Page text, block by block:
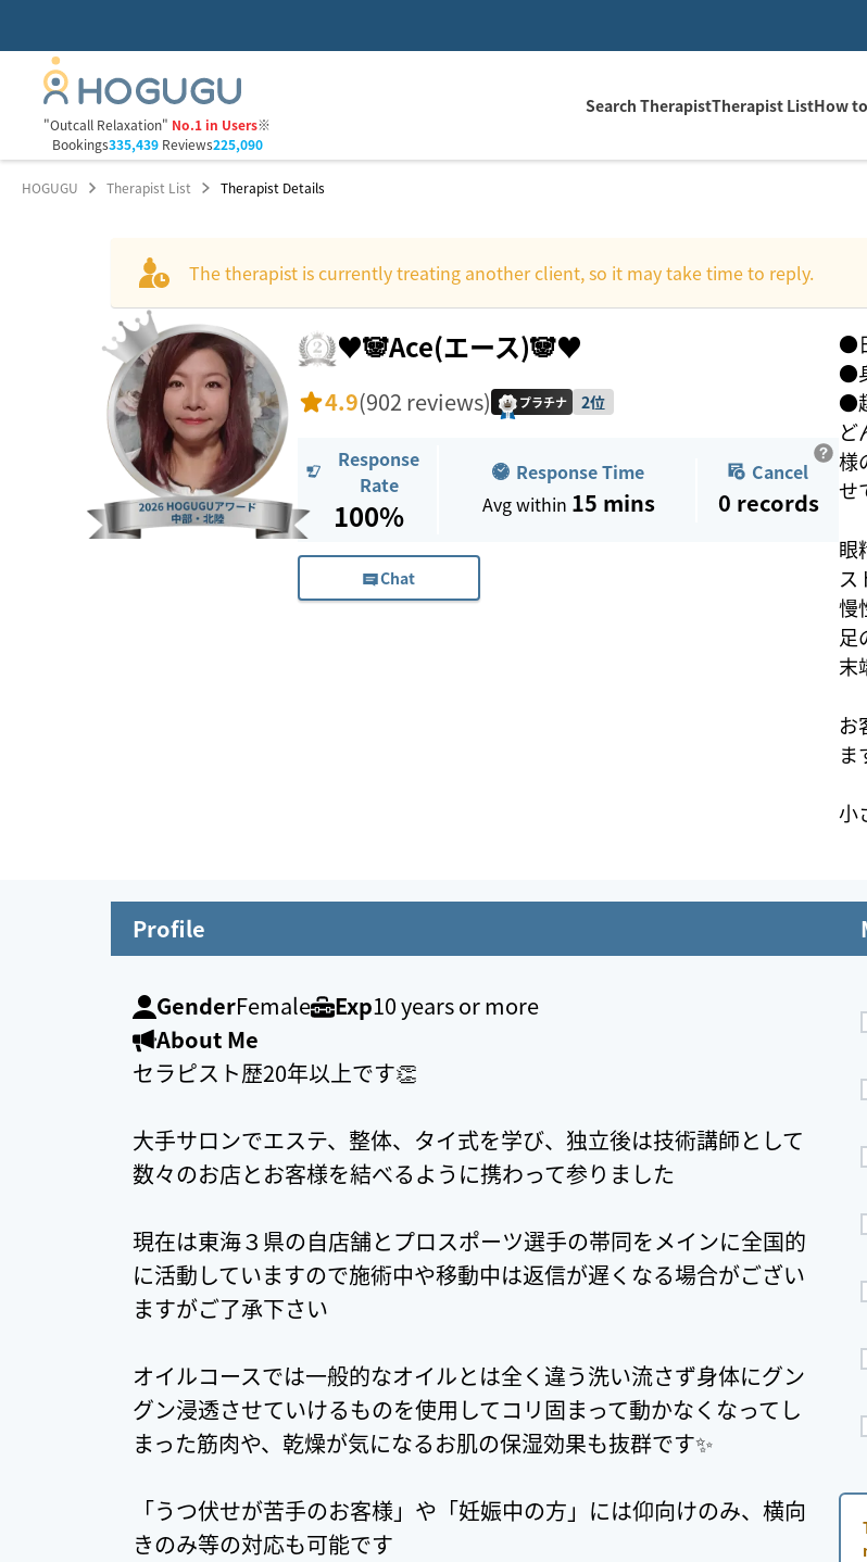
"Outcall Relaxation" No.1 in Users※
Bookings335,439Reviews225,090
Search TherapistTherapist ListHow
HOGUGU Therapist List Therapist Details
The therapist is currently treating another client, so it may take time to reply.
♥️🐼Ace(エース)🐼♥️
4.9(902 reviews) プラチナ 2位
Response
Rate
100%
Response Time
Avg within 15 mins
Cancel
0 records
Chat
●
●
●
ど
様
せ
眼
ス
慢
足
末
お
ま
小
Profile
GenderFemale Exp10 years or more
About Me
セラピスト歴20年以上です👏
大手サロンでエステ、整体、タイ式を学び、独立後は技術講師として
数々のお店とお客様を結べるように携わって参りました
現在は東海３県の自店舗とプロスポーツ選手の帯同をメインに全国的
に活動していますので施術中や移動中は返信が遅くなる場合がござい
ますがご了承下さい
オイルコースでは一般的なオイルとは全く違う洗い流さず身体にグン
グン浸透させていけるものを使用してコリ固まって動かなくなってし
まった筋肉や、乾燥が気になるお肌の保湿効果も抜群です✨
「うつ伏せが苦手のお客様」や「妊娠中の方」には仰向けのみ、横向
きのみ等の対応も可能です